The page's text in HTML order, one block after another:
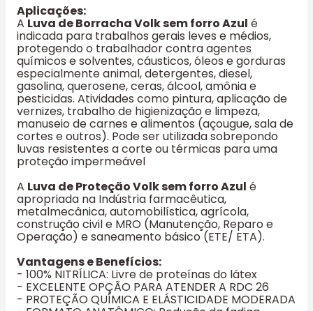
Aplicações:
ALuva de Borracha Volk sem forro Azul é
indicada para trabalhos gerais leves e médios,
protegendo o trabalhador contra agentes
químicos e solventes, cáusticos, óleos e gorduras
especialmente animal, detergentes, diesel,
gasolina, querosene, ceras, álcool, amônia e
pesticidas. Atividades como pintura, aplicação de
vernizes, trabalho de higienização e limpeza,
manuseio de carnes e alimentos (açougue, sala de
cortes e outros). Pode ser utilizada sobrepondo
luvas resistentes a corte ou térmicas para uma
proteção impermeável
A Luva de Proteção Volk sem forro Azul é
apropriada na Indústria farmacêutica,
metalmecânica, automobilística, agrícola,
construção civil e MRO (Manutenção, Reparo e
Operação) e saneamento básico (ETE/ ETA).
Vantagens e Benefícios:
- 100% NITRÍLICA: Livre de proteínas do látex
- EXCELENTE OPÇÃO PARA ATENDER A RDC 26
- PROTEÇÃO QUÍMICA E ELÁSTICIDADE MODERADA